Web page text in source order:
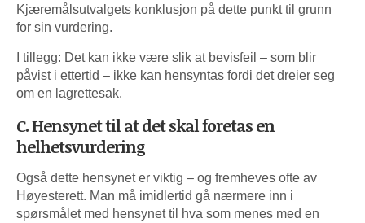
Kjæremålsutvalgets konklusjon på dette punkt til grunn
for sin vurdering.
I tillegg: Det kan ikke være slik at bevisfeil – som blir
påvist i ettertid – ikke kan hensyntas fordi det dreier seg
om en lagrettesak.
C. Hensynet til at det skal foretas en
helhetsvurdering
Også dette hensynet er viktig – og fremheves ofte av
Høyesterett. Man må imidlertid gå nærmere inn i
spørsmålet med hensynet til hva som menes med en